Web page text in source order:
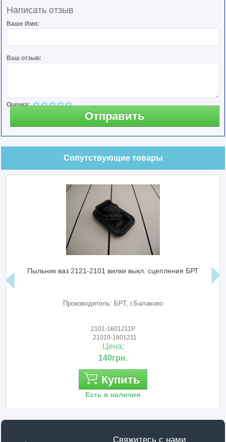
Написать отзыв
Ваше Имя:
Ваш отзыв:
Оценка:
Отправить
Сопутствующие товары
Пыльник ваз 2121-2101 вилки выкл. сцепления БРТ
Производитель: БРТ, г.Балаково
2101-1601211Р
21010-1601211
Цена:
140грн.
Купить
Есть в наличии
Свяжитесь с нами